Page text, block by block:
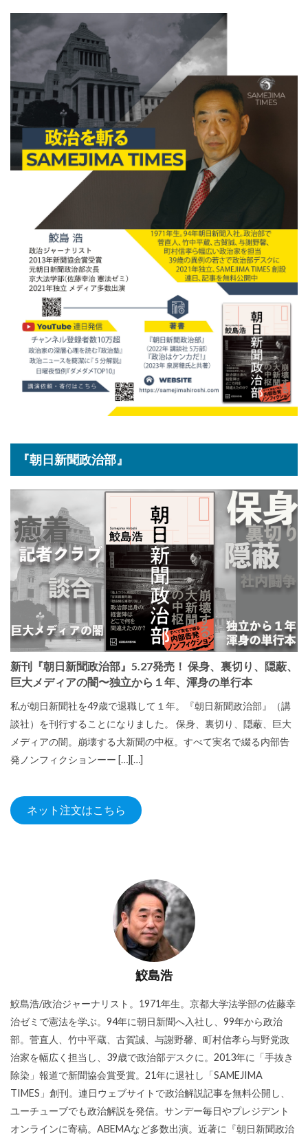
『朝日新聞政治部』
新刊『朝日新聞政治部』5.27発売！ 保身、裏切り、隠蔽、
巨大メディアの闇〜独立から１年、渾身の単行本
私が朝日新聞社を49歳で退職して１年。『朝日新聞政治部』（講
談社）を刊行することになりました。 保身、裏切り、隠蔽、巨大
メディアの闇。崩壊する大新聞の中枢。すべて実名で綴る内部告
発ノンフィクションーー […][…]
ネット注文はこちら
鮫島浩
鮫島浩/政治ジャーナリスト。1971年生。京都大学法学部の佐藤幸
治ゼミで憲法を学ぶ。94年に朝日新聞へ入社し、99年から政治
部。菅直人、竹中平蔵、古賀誠、与謝野馨、町村信孝ら与野党政
治家を幅広く担当し、39歳で政治部デスクに。2013年に「手抜き
除染」報道で新聞協会賞受賞。21年に退社し「SAMEJIMA
TIMES」創刊。連日ウェブサイトで政治解説記事を無料公開し、
ユーチューブでも政治解説を発信。サンデー毎日やプレジデント
オンラインに寄稿。ABEMAなど多数出演。近著に『朝日新聞政治